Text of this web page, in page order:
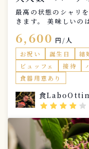
最高の状態のシャリ
きます。 美味しいの
イベント、 ホームパ
にぴったりの リーズ
0種類、お一人様一
プランです。 大皿で
ちらかお好きな提供
タ、苦手な食材など
り 対応させて頂きま
6,600 円/人
お祝い 誕生日 結
ビュッフェ
接待
食器用意あり
食
star star star star star